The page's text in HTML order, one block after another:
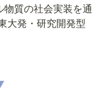
質の社会実装を通
大発・研究開発型